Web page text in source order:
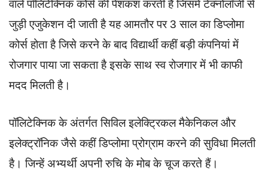
वाले पॉलिटेक्निक कोर्स की पेशकश करती है जिसमें टेक्नोलॉजी से
जुड़ी एजुकेशन दी जाती है यह आमतौर पर 3 साल का डिप्लोमा
कोर्स होता है जिसे करने के बाद विद्यार्थी कहीं बड़ी कंपनियां में
रोजगार पाया जा सकता है इसके साथ स्व रोजगार में भी काफी
मदद मिलती है।
पॉलिटेक्निक के अंतर्गत सिविल इलेक्ट्रिकल मैकेनिकल और
इलेक्ट्रॉनिक जैसे कहीं डिप्लोमा प्रोग्राम करने की सुविधा मिलती
है। जिन्हें अभ्यर्थी अपनी रुचि के मोब के चूज करते हैं।